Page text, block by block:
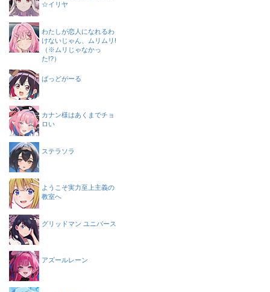
☆イリヤ
わたしが恋人になれるわ
けないじゃん、ムリムリ!
（※ムリじゃなかっ
た!?）
ばっどがーる
カナン様はあくまでチョ
ロい
ステラソラ
ようこそ実力至上主義の
教室へ
グリッドマン ユニバース
アズールレーン